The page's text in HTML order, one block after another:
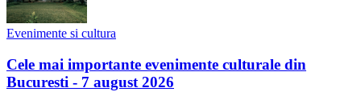
Evenimente si cultura
Cele mai importante evenimente culturale din
Bucuresti - 7 august 2026